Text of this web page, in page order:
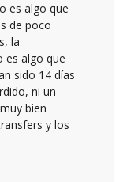
es algo que
de poco
la
es algo que
sido 14 días
ni un
bien
y los